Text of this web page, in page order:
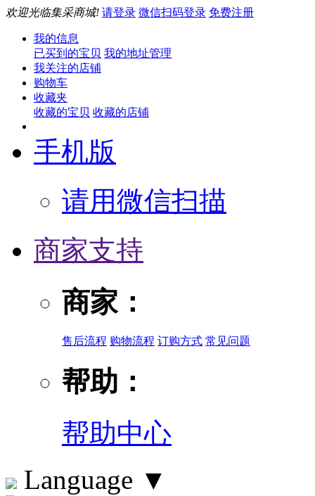
欢迎光临集采商城! 请登录 微信扫码登录 免费注册
我的信息
已买到的宝贝 我的地址管理
我关注的店铺
购物车
收藏夹
收藏的宝贝 收藏的店铺
手机版
请用微信扫描
商家支持
商家：
售后流程 购物流程 订购方式 常见问题
帮助：
帮助中心
Language ▼